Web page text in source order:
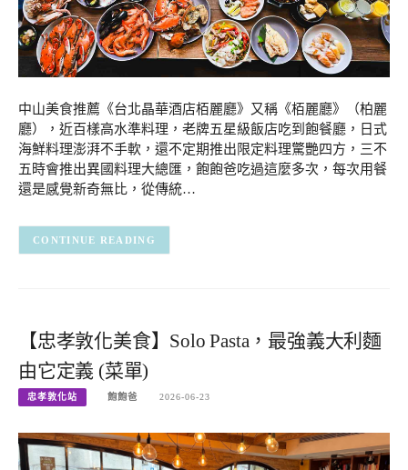
中山美食推薦《台北晶華酒店栢麗廳》又稱《栢麗廳》（柏麗
廳），近百樣高水準料理，老牌五星級飯店吃到飽餐廳，日式
海鮮料理澎湃不手軟，還不定期推出限定料理驚艷四方，三不
五時會推出異國料理大總匯，飽飽爸吃過這麼多次，每次用餐
還是感覺新奇無比，從傳統…
CONTINUE READING
【忠孝敦化美食】Solo Pasta，最強義大利麵
由它定義 (菜單)
忠孝敦化站 飽飽爸 2026-06-23